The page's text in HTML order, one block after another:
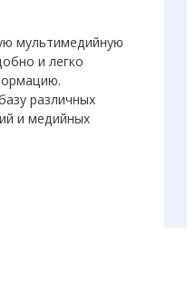
мультимедийную
и легко
различных
и медийных